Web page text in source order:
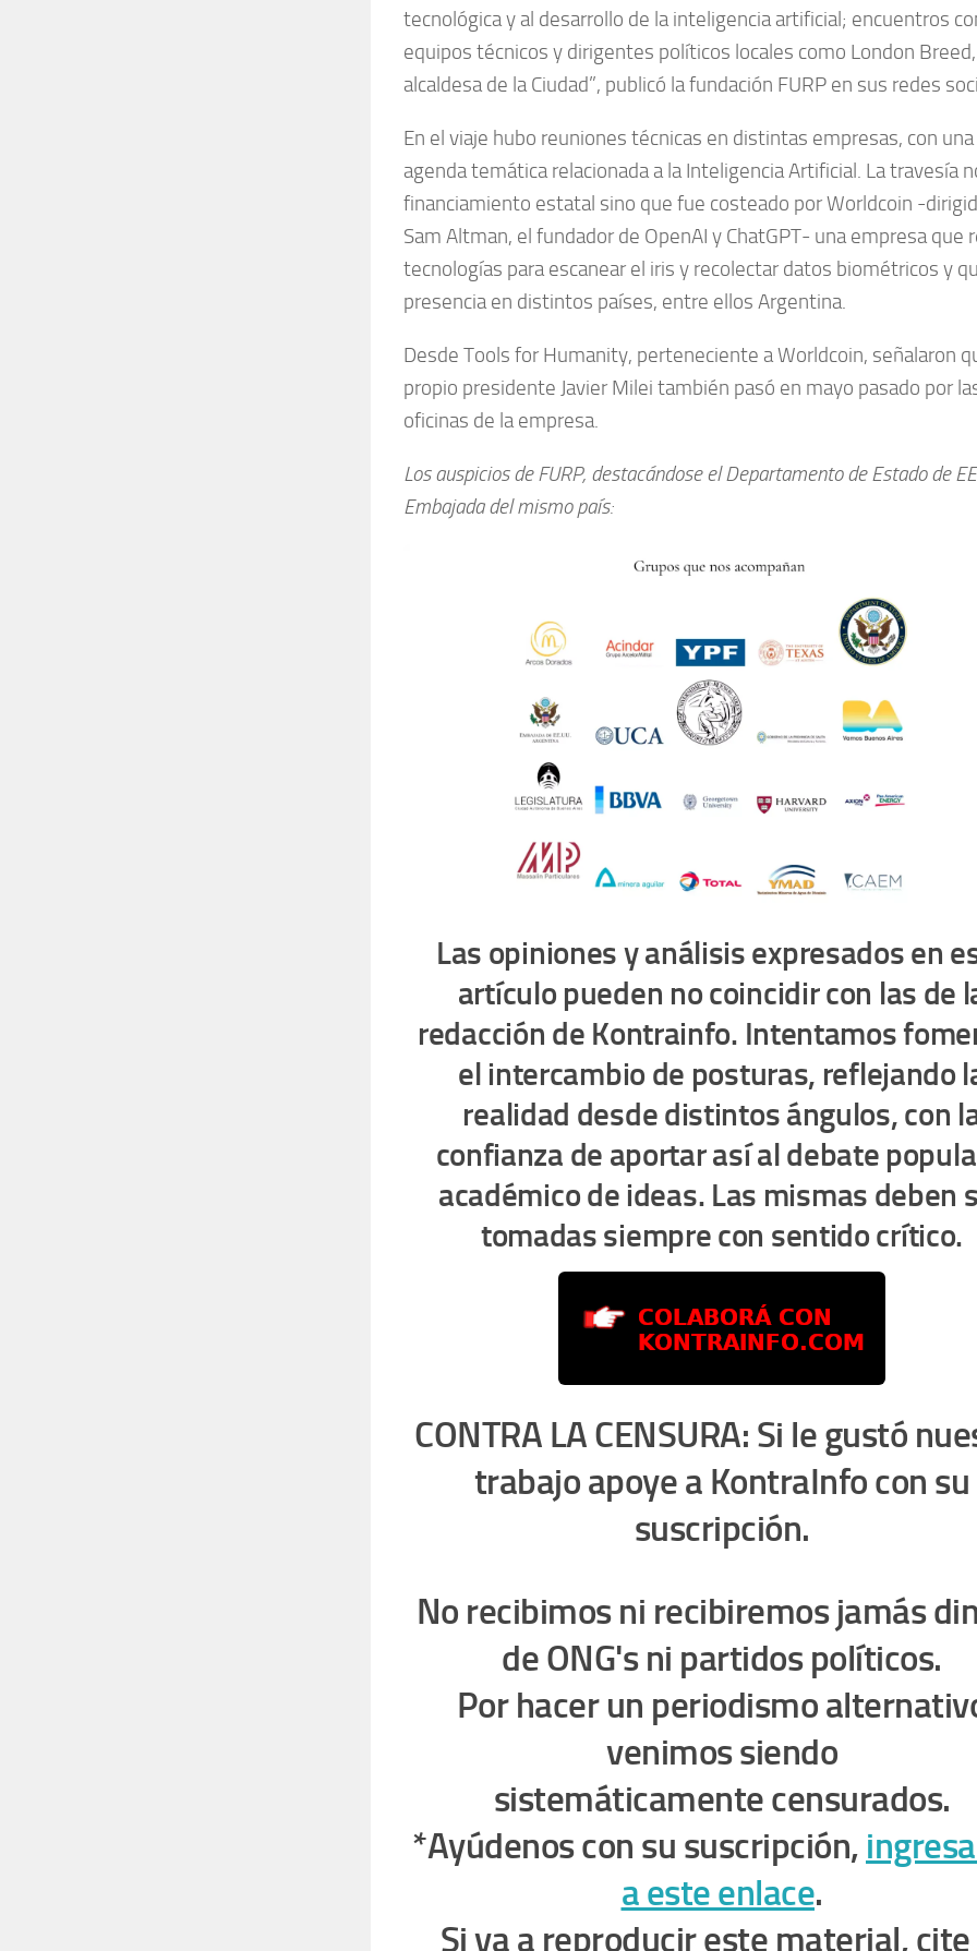
tecnológica y al desarrollo de la inteligencia artificial; encuentros
equipos técnicos y dirigentes políticos locales como London Breed,
alcaldesa de la Ciudad”, publicó la fundación FURP en sus redes
En el viaje hubo reuniones técnicas en distintas empresas, con una
agenda temática relacionada a la Inteligencia Artificial. La travesía
financiamiento estatal sino que fue costeado por Worldcoin -
Sam Altman, el fundador de OpenAI y ChatGPT- una empresa que
tecnologías para escanear el iris y recolectar datos biométricos y
presencia en distintos países, entre ellos Argentina.
Desde Tools for Humanity, perteneciente a Worldcoin, señalaron
propio presidente Javier Milei también pasó en mayo pasado por
oficinas de la empresa.
Los auspicios de FURP, destacándose el Departamento de Estado de
Embajada del mismo país:
Las opiniones y análisis expresados en
artículo pueden no coincidir con las de
redacción de Kontrainfo. Intentamos
el intercambio de posturas, reflejando
realidad desde distintos ángulos, con
confianza de aportar así al debate
académico de ideas. Las mismas deben
tomadas siempre con sentido crítico.
CONTRA LA CENSURA: Si le gustó
trabajo apoye a KontraInfo con su
suscripción.
No recibimos ni recibiremos jamás
de ONG's ni partidos políticos.
Por hacer un periodismo
venimos siendo
sistemáticamente censurados.
*Ayúdenos con su suscripción,
a este enlace.
Si va a reproducir este material, cite